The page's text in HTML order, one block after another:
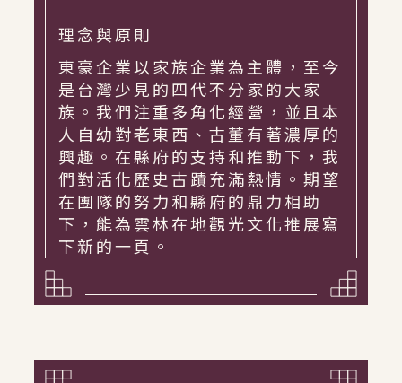
理念與原則
東豪企業以家族企業為主體，至今
是台灣少見的四代不分家的大家
族。我們注重多角化經營，並且本
人自幼對老東西、古董有著濃厚的
興趣。在縣府的支持和推動下，我
們對活化歷史古蹟充滿熱情。期望
在團隊的努力和縣府的鼎力相助
下，能為雲林在地觀光文化推展寫
下新的一頁。